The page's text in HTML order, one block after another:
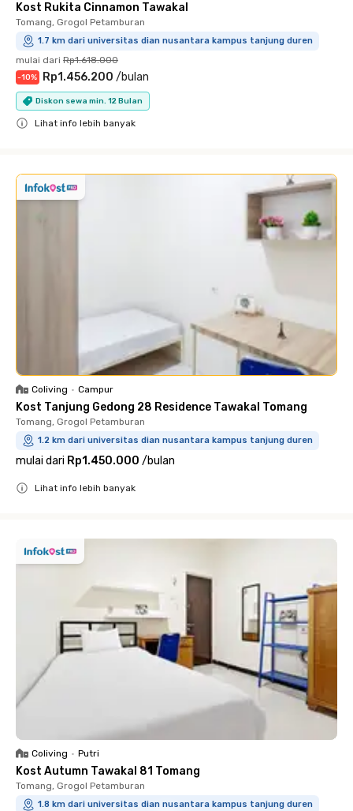
Kost Rukita Cinnamon Tawakal
Tomang, Grogol Petamburan
1.7 km dari universitas dian nusantara kampus tanjung duren
mulai dari Rp1.618.000
-10% Rp1.456.200 /bulan
Diskon sewa min. 12 Bulan
Lihat info lebih banyak
Coliving • Campur
Kost Tanjung Gedong 28 Residence Tawakal Tomang
Tomang, Grogol Petamburan
1.2 km dari universitas dian nusantara kampus tanjung duren
mulai dari Rp1.450.000 /bulan
Lihat info lebih banyak
Coliving • Putri
Kost Autumn Tawakal 81 Tomang
Tomang, Grogol Petamburan
1.8 km dari universitas dian nusantara kampus tanjung duren